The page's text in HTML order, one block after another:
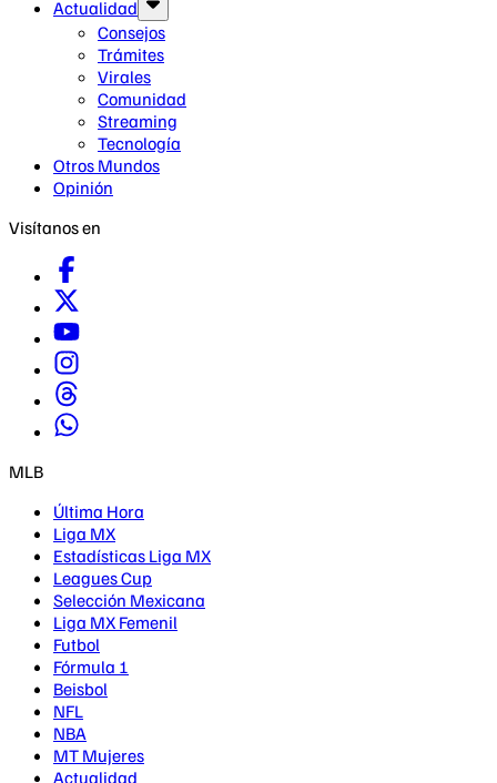
Actualidad
Consejos
Trámites
Virales
Comunidad
Streaming
Tecnología
Otros Mundos
Opinión
Visítanos en
MLB
Última Hora
Liga MX
Estadísticas Liga MX
Leagues Cup
Selección Mexicana
Liga MX Femenil
Futbol
Fórmula 1
Beisbol
NFL
NBA
MT Mujeres
Actualidad